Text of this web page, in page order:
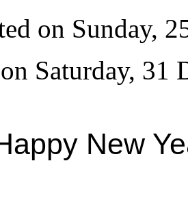
on Sunday,
Saturday, 31
New